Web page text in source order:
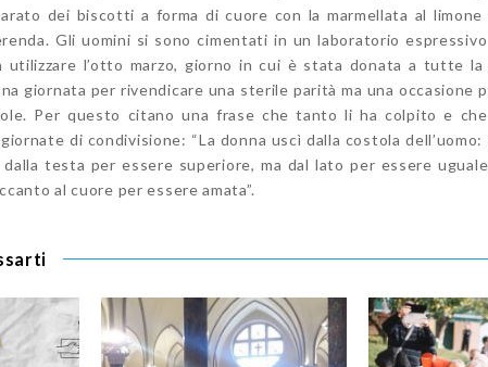
dei biscotti a forma di cuore con la marmellata al
Gli uomini si sono cimentati in un laboratorio
utilizzare l’otto marzo, giorno in cui è stata donata a tutte la
giornata per rivendicare una sterile parità ma una occasione
Per questo citano una frase che tanto li ha colpito e
di condivisione: “La donna uscì dalla costola
testa per essere superiore, ma dal lato per essere
al cuore per essere amata”.